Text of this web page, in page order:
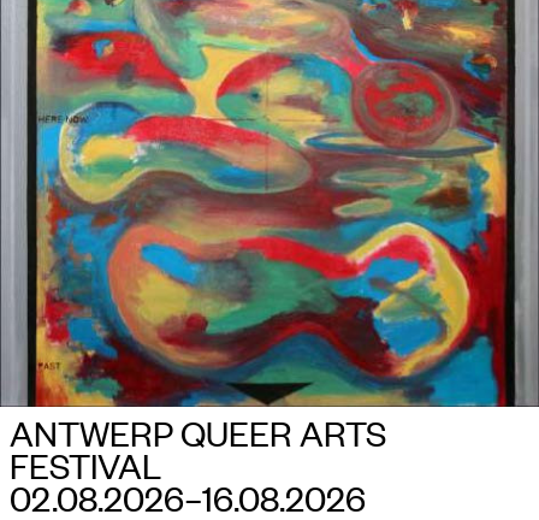
INFO
NL EN
ANTWERP QUEER ARTS
FESTIVAL
02.08.2026–​16.08.2026